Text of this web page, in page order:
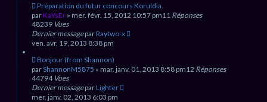
Préparation du futur concours Koruldia.
parKaYsEr » mer. févr. 15, 2012 10:57 pm11 Réponses
48239 Vues
Dernier messageparRaytwo-x
ven. avr. 19, 2013 8:38 pm
Bonjour (from Shannon)
parShannonM5875 » mar. janv. 01, 2013 8:58 pm12 Réponses
44794 Vues
Dernier messageparLighter
mer. janv. 02, 2013 6:03 pm